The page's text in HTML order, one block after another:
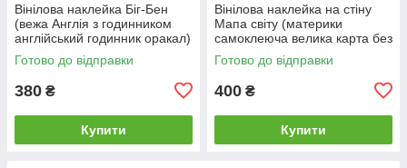
Вінілова наклейка Біг-Бен
(вежа Англія з годинником
англійський годинник оракал)
матова 250х1600 мм
Готово до відправки
380 ₴
Купити
Вінілова наклейка на стіну
Мапа світу (материки
самоклеюча велика карта без
тексту) матова 1200х630 мм
Готово до відправки
400 ₴
Купити